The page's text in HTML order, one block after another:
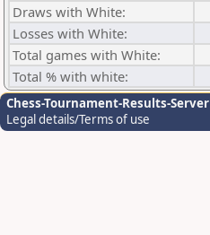
Draws with White:
Losses with White:
Total games with White:
Total % with white:
Chess-Tournament-Results-Server
Legal details/Terms of use